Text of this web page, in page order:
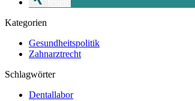
Kategorien
Gesundheitspolitik
Zahnarztrecht
Schlagwörter
Dentallabor